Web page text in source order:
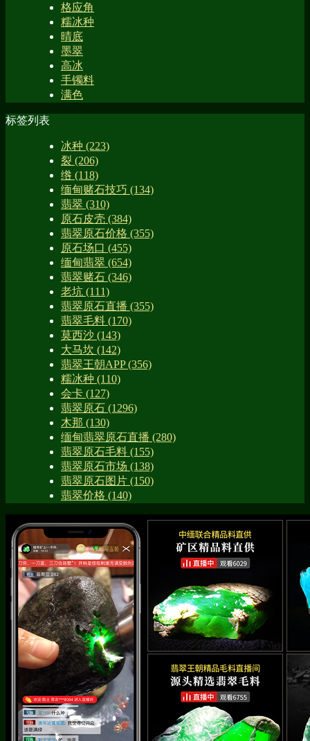
格应角
糯冰种
晴底
墨翠
高冰
手镯料
满色
标签列表
冰种 (223)
裂 (206)
绺 (118)
缅甸赌石技巧 (134)
翡翠 (310)
原石皮壳 (384)
翡翠原石价格 (355)
原石场口 (455)
缅甸翡翠 (654)
翡翠赌石 (346)
老坑 (111)
翡翠原石直播 (355)
翡翠毛料 (170)
莫西沙 (143)
大马坎 (142)
翡翠王朝APP(356)
糯冰种 (110)
会卡 (127)
翡翠原石 (1296)
木那 (130)
缅甸翡翠原石直播 (280)
翡翠原石毛料 (155)
翡翠原石市场 (138)
翡翠原石图片 (150)
翡翠价格 (140)